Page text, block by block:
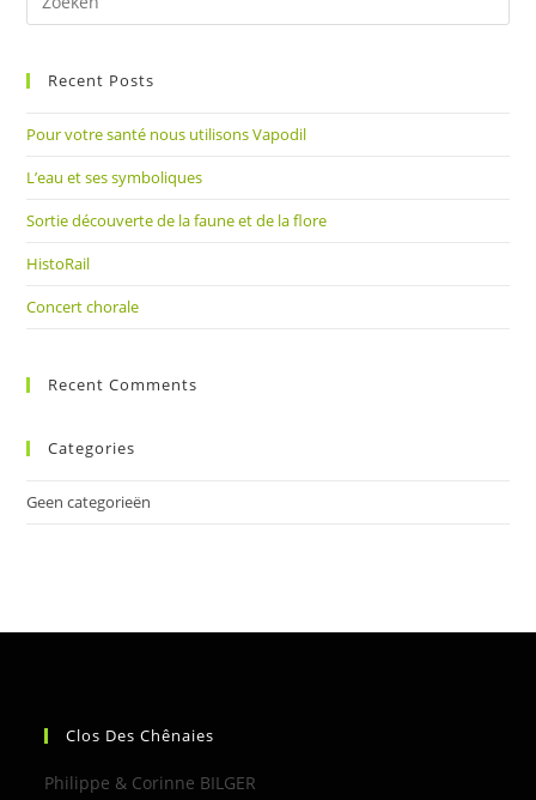
op
Recent Posts
Pour votre santé nous utilisons Vapodil
L’eau et ses symboliques
Sortie découverte de la faune et de la flore
HistoRail
Concert chorale
Recent Comments
Categories
Geen categorieën
Clos Des Chênaies
Philippe & Corinne BILGER